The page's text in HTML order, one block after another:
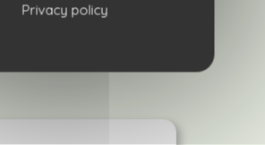
Privacy policy